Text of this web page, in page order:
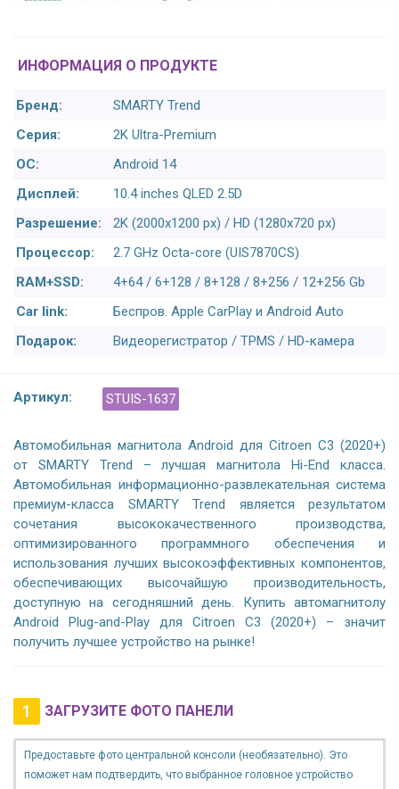
ИНФОРМАЦИЯ О ПРОДУКТЕ
Бренд:
SMARTY Trend
Серия:
2K Ultra-Premium
ОС:
Android 14
Дисплей:
10.4 inches QLED 2.5D
Разрешение:
2K (2000x1200 px) / HD (1280x720 px)
Процессор:
2.7 GHz Octa-core (UIS7870CS)
RAM+SSD:
4+64 / 6+128 / 8+128 / 8+256 / 12+256 Gb
Car link:
Беспров. Apple CarPlay и Android Auto
Подарок:
Видеорегистратор / TPMS / HD-камера
Артикул: STUIS-1637
Автомобильная магнитола Android для Citroen C3 (2020+)
от SMARTY Trend – лучшая магнитола Hi-End класса.
Автомобильная информационно-развлекательная система
премиум-класса SMARTY Trend является результатом
сочетания высококачественного производства,
оптимизированного программного обеспечения и
использования лучших высокоэффективных компонентов,
обеспечивающих высочайшую производительность,
доступную на сегодняшний день. Купить автомагнитолу
Android Plug-and-Play для Citroen C3 (2020+) – значит
получить лучшее устройство на рынке!
1 ЗАГРУЗИТЕ ФОТО ПАНЕЛИ
Предоставьте фото центральной консоли (необязательно). Это
поможет нам подтвердить, что выбранное головное устройство